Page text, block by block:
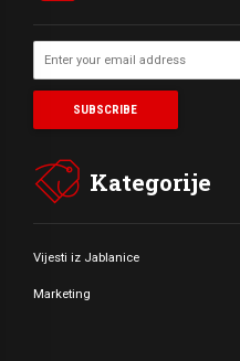
Kategorije
Vijesti iz Jablanice
Marketing